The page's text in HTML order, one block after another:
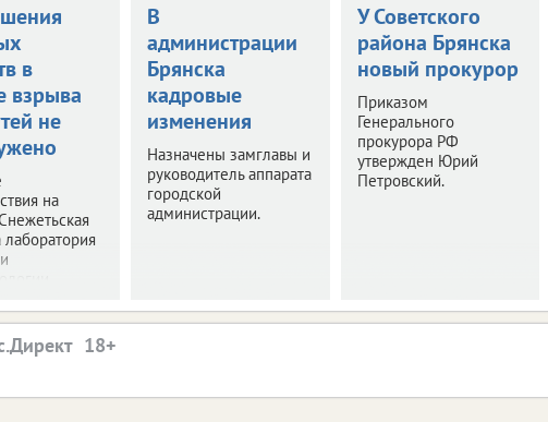
в
взрыва
не
на
лаборатория
В
администрации
Брянска
кадровые
изменения
Назначены замглавы и
руководитель аппарата
городской
администрации.
У Советского
района Брянска
новый прокурор
Приказом
Генерального
прокурора РФ
утвержден Юрий
Петровский.